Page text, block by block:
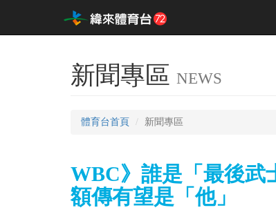
新聞專區 NEWS
體育台首頁 新聞專區
WBC》誰是「最後武
額傳有望是「他」